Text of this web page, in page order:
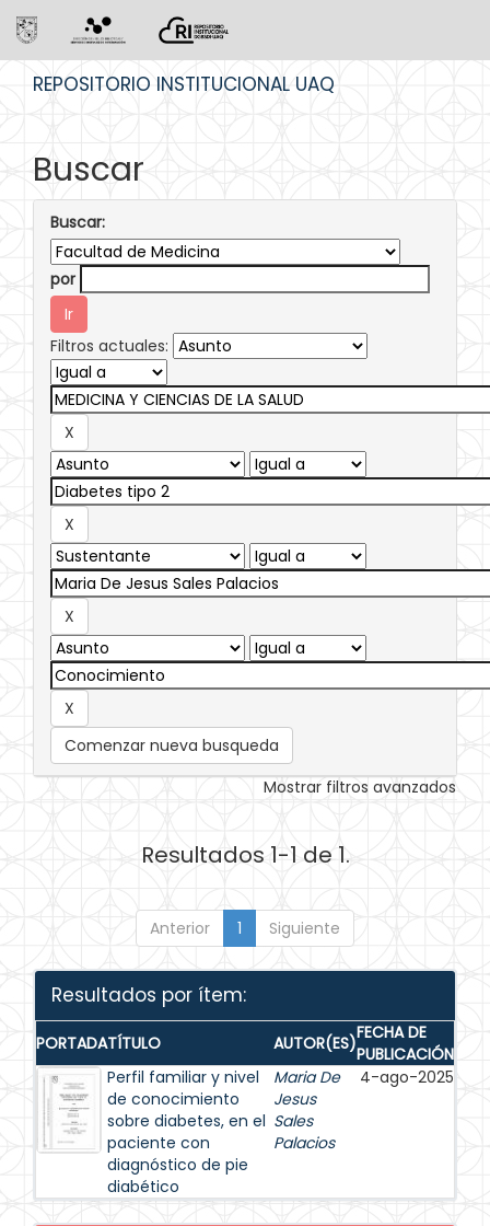
REPOSITORIO INSTITUCIONAL UAQ
Buscar
Buscar:
por
Filtros actuales:
Comenzar nueva busqueda
Mostrar filtros avanzados
Resultados 1-1 de 1.
Anterior 1 Siguiente
Resultados por ítem:
PORTADATÍTULO AUTOR(ES)FECHA DE
PUBLICACIÓN
Perfil familiar y nivel
de conocimiento
sobre diabetes, en el
paciente con
diagnóstico de pie
diabético
Maria De
Jesus
Sales
Palacios
4-ago-2025